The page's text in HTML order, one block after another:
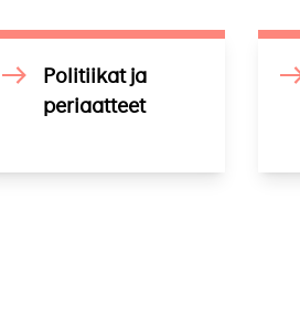
Politiikat ja
periaatteet